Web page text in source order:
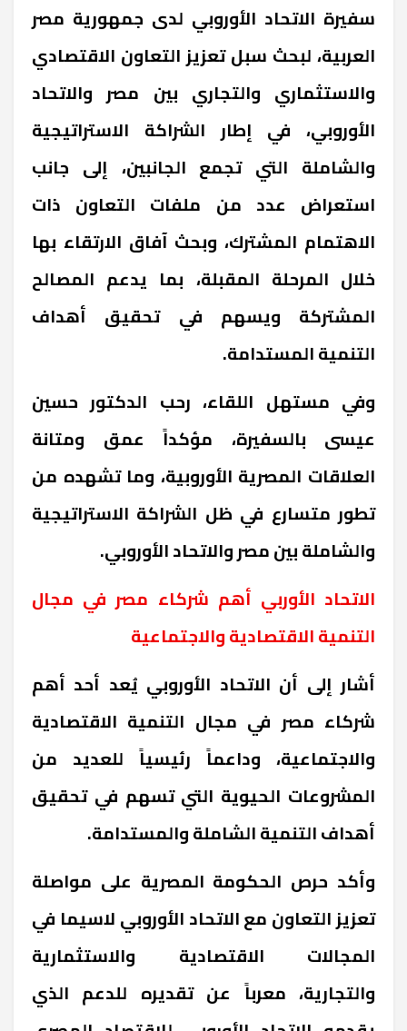
سفيرة الاتحاد الأوروبي لدى جمهورية مصر
العربية، لبحث سبل تعزيز التعاون الاقتصادي
والاستثماري والتجاري بين مصر والاتحاد
الأوروبي، في إطار الشراكة الاستراتيجية
والشاملة التي تجمع الجانبين، إلى جانب
استعراض عدد من ملفات التعاون ذات
الاهتمام المشترك، وبحث آفاق الارتقاء بها
خلال المرحلة المقبلة، بما يدعم المصالح
المشتركة ويسهم في تحقيق أهداف
التنمية المستدامة.
وفي مستهل اللقاء، رحب الدكتور حسين
عيسى بالسفيرة، مؤكداً عمق ومتانة
العلاقات المصرية الأوروبية، وما تشهده من
تطور متسارع في ظل الشراكة الاستراتيجية
والشاملة بين مصر والاتحاد الأوروبي.
الاتحاد الأوربي أهم شركاء مصر في مجال
التنمية الاقتصادية والاجتماعية
أشار إلى أن الاتحاد الأوروبي يُعد أحد أهم
شركاء مصر في مجال التنمية الاقتصادية
والاجتماعية، وداعماً رئيسياً للعديد من
المشروعات الحيوية التي تسهم في تحقيق
أهداف التنمية الشاملة والمستدامة.
وأكد حرص الحكومة المصرية على مواصلة
تعزيز التعاون مع الاتحاد الأوروبي لاسيما في
المجالات الاقتصادية والاستثمارية
والتجارية، معرباً عن تقديره للدعم الذي